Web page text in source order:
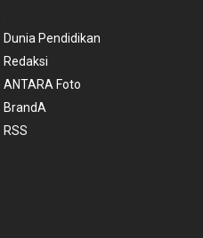
Dunia Pendidikan
Redaksi
ANTARA Foto
BrandA
RSS